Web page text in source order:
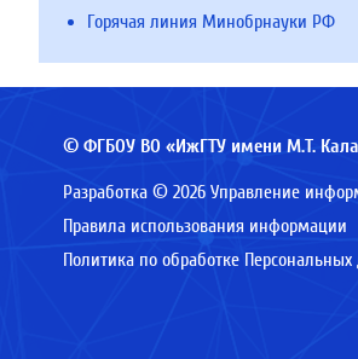
Горячая линия Минобрнауки РФ
© ФГБОУ ВО «ИжГТУ имени М.Т.
Разработка © 2026 Управление
Правила использования информации
Политика по обработке